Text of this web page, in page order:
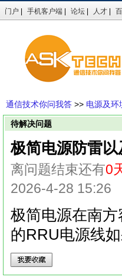
门户 手机客户端 论坛 人才
通信技术你问我答 >> 电源及环
待解决问题
极简电源防雷
离问题结束还有0
2026-4-28 15:26
极简电源在南
的RRU电源线